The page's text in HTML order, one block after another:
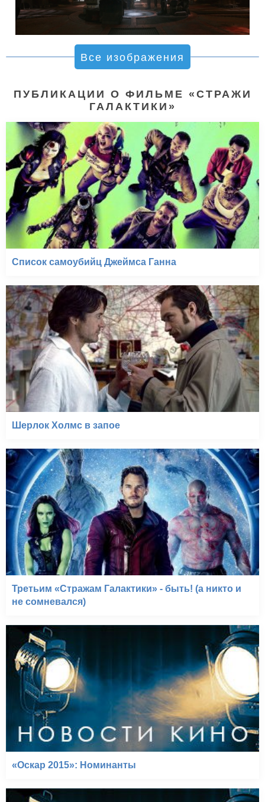
Все изображения
ПУБЛИКАЦИИ О ФИЛЬМЕ «СТРАЖИ
ГАЛАКТИКИ»
Список самоубийц Джеймса Ганна
Шерлок Холмс в запое
Третьим «Стражам Галактики» - быть! (а никто и
не сомневался)
«Оскар 2015»: Номинанты